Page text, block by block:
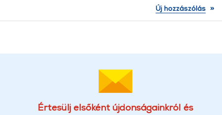
Új hozzászólás »
Értesülj elsőként újdonságainkról és